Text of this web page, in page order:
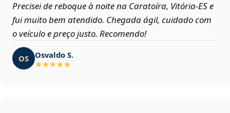
Precisei de reboque à noite na Caratoíra, Vitória‑ES e
fui muito bem atendido. Chegada ágil, cuidado com
o veículo e preço justo. Recomendo!
OS Osvaldo S.